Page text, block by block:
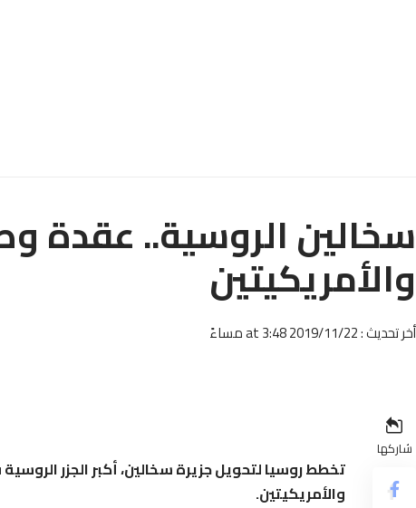
سخالين الروسية.. عقدة
والأمريكيتين
أخر تحديث : 2019/11/22 at 3:48 مساءً
شاركها
تخطط روسيا لتحويل جزيرة سخالين، أكبر الجزر
والأمريكيتين.